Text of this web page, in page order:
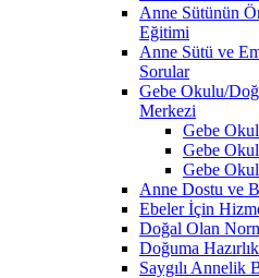
Anne Sütünün
Eğitimi
Anne Sütü ve
Sorular
Gebe Okulu/
Merkezi
Gebe
Gebe
Gebe
Anne Dostu ve
Ebeler İçin
Doğal Olan
Doğuma
Saygılı Annelik